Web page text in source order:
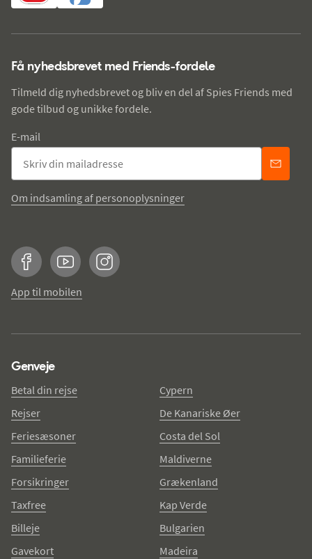
Få nyhedsbrevet med Friends-fordele
Tilmeld dig nyhedsbrevet og bliv en del af Spies Friends med
gode tilbud og unikke fordele.
E-mail
Om indsamling af personoplysninger
FacebookYouTubeInstagram
App til mobilen
Genveje
Betal din rejse
Rejser
Feriesæsoner
Familieferie
Forsikringer
Taxfree
Billeje
Gavekort
Cypern
De Kanariske Øer
Costa del Sol
Maldiverne
Grækenland
Kap Verde
Bulgarien
Madeira